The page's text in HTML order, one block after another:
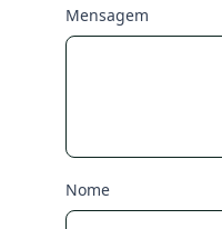
Mensagem
Nome